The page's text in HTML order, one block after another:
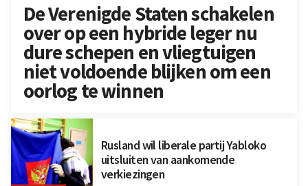
De Verenigde Staten schakelen
over op een hybride leger nu
dure schepen en vliegtuigen
niet voldoende blijken om een
oorlog te winnen
Rusland wil liberale partij Yabloko
uitsluiten van aankomende
verkiezingen